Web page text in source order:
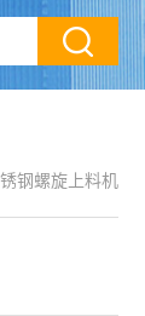
钢螺旋上料机